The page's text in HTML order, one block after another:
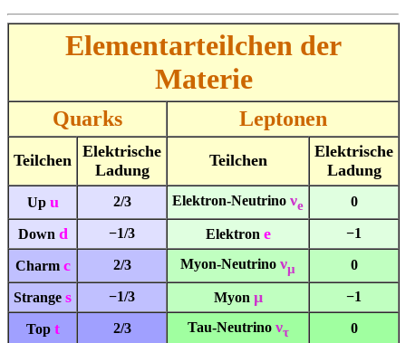
Elementarteilchen der
Materie
Quarks Leptonen
Teilchen Elektrische
Ladung
Teilchen
Elektrische
Ladung
Up u 2/3 Elektron-Neutrino νe 0
Down d −1/3 Elektron e −1
Charm c 2/3 Myon-Neutrino νμ 0
Strange s −1/3 Myon μ −1
Top t 2/3 Tau-Neutrino ντ 0